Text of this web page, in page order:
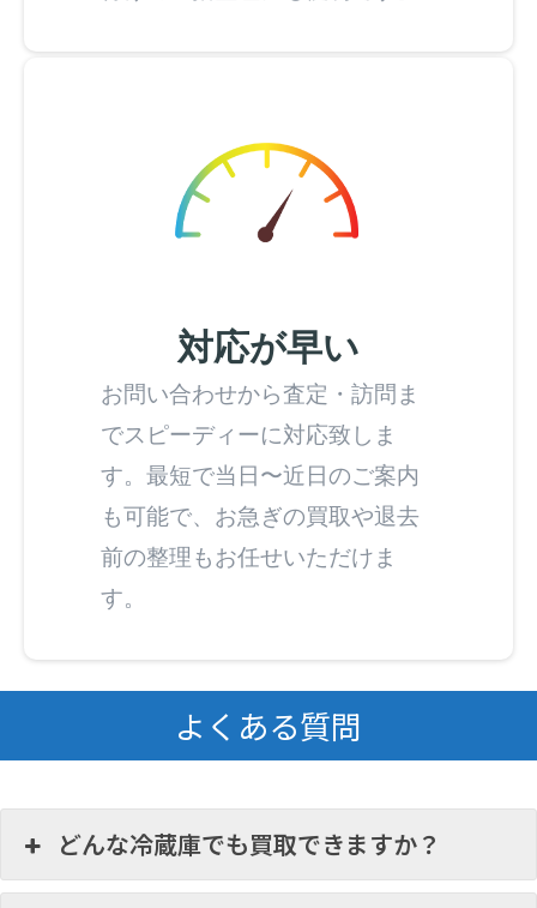
対応が早い
お問い合わせから査定・訪問ま
でスピーディーに対応致しま
す。最短で当日〜近日のご案内
も可能で、お急ぎの買取や退去
前の整理もお任せいただけま
す。
よくある質問
どんな冷蔵庫でも買取できますか？